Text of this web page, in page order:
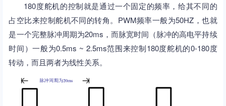
180度舵机的控制就是通过一个固定的频率，给其不同的
占空比来控制舵机不同的转角。PWM频率一般为50HZ，也就
是一个完整脉冲周期为20ms，而脉宽时间（脉冲的高电平持续
时间）一般为0.5ms ~ 2.5ms范围来控制180度舵机的0-180度
转动，而且两者为线性关系。